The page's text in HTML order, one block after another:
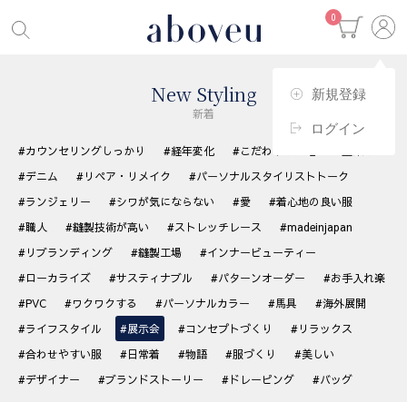
0
新規登録
ログイン
New Styling
新着
#カウンセリングしっかり #経年変化 #こだわりの生地
#デニム
#リペア・リメイク
#パーソナルスタイリストトーク
#ランジェリー
#シワが気にならない #愛
#着心地の良い服
#職人
#縫製技術が高い #ストレッチレース
#madeinjapan
#リブランディング
#縫製工場
#インナービューティー
#ローカライズ
#サスティナブル #パターンオーダー
#お手入れ楽
#PVC
#ワクワクする #パーソナルカラー #馬具
#海外展開
#ライフスタイル
#展示会 #コンセプトづくり
#リラックス
#合わせやすい服
#日常着 #物語 #服づくり
#美しい
#デザイナー
#ブランドストーリー #ドレーピング #バッグ